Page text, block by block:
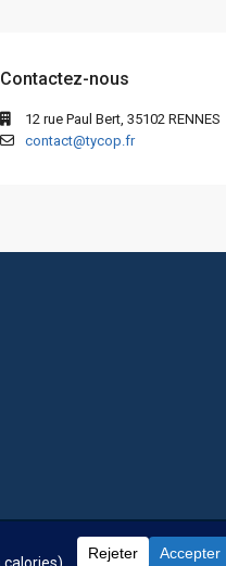
Contactez-nous
12 rue Paul Bert, 35102 RENNES
contact@tycop.fr
Nos tarifsNous rejoindre